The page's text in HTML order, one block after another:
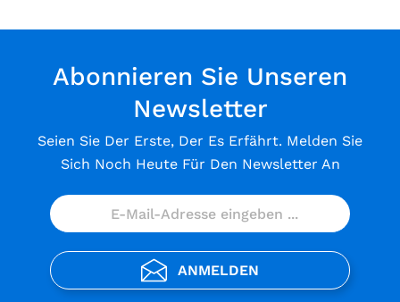
Abonnieren Sie Unseren
Newsletter
Seien Sie Der Erste, Der Es Erfährt. Melden Sie
Sich Noch Heute Für Den Newsletter An
ANMELDEN